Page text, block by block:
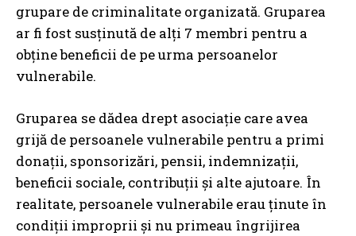
grupare de criminalitate organizată. Gruparea
ar fi fost susținută de alți 7 membri pentru a
obține beneficii de pe urma persoanelor
vulnerabile.
Gruparea se dădea drept asociație care avea
grijă de persoanele vulnerabile pentru a primi
donații, sponsorizări, pensii, indemnizații,
beneficii sociale, contribuții și alte ajutoare. În
realitate, persoanele vulnerabile erau ținute în
condiții improprii și nu primeau îngrijirea